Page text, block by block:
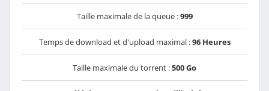
Taille maximale de la queue :999
Temps de download et d'upload maximal :96 Heures
Taille maximale du torrent :500 Go